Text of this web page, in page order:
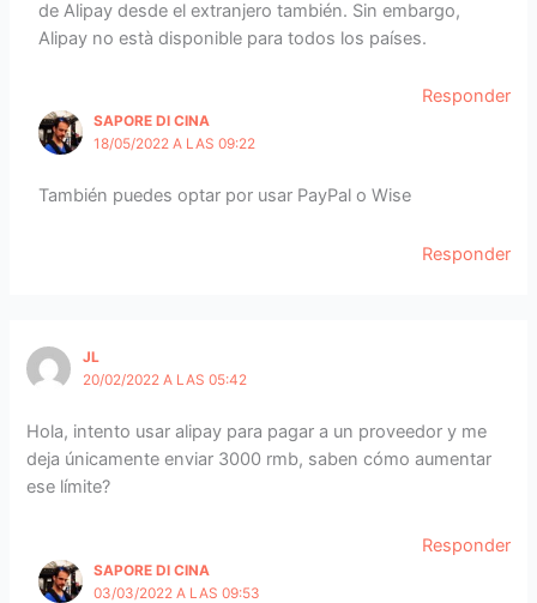
de Alipay desde el extranjero también. Sin embargo,
Alipay no està disponible para todos los países.
Responder
SAPORE DI CINA
18/05/2022 A LAS 09:22
También puedes optar por usar PayPal o Wise
Responder
JL
20/02/2022 A LAS 05:42
Hola, intento usar alipay para pagar a un proveedor y me
deja únicamente enviar 3000 rmb, saben cómo aumentar
ese límite?
Responder
SAPORE DI CINA
03/03/2022 A LAS 09:53